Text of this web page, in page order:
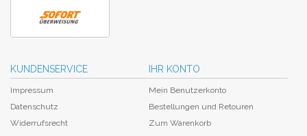
KUNDENSERVICE
Impressum
Datenschutz
Widerrufsrecht
IHR KONTO
Mein Benutzerkonto
Bestellungen und Retouren
Zum Warenkorb